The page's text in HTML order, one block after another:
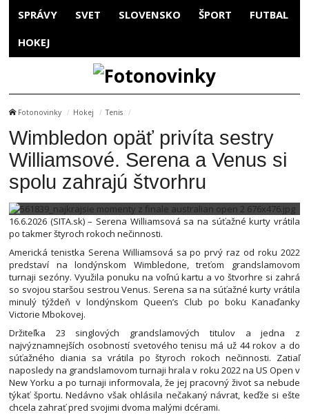
SPRÁVY SVET SLOVENSKO ŠPORT FUTBAL
HOKEJ
Fotonovinky Hokej Tenis
Wimbledon opäť privíta sestry
Williamsové. Serena a Venus si
spolu zahrajú štvorhru
16.6.2026 (SITA.sk) – Serena Williamsová sa na súťažné kurty vrátila
po takmer štyroch rokoch nečinnosti.
Americká tenistka Serena Williamsová sa po prvý raz od roku 2022
predstaví na londýnskom Wimbledone, treťom grandslamovom
turnaji sezóny. Využila ponuku na voľnú kartu a vo štvorhre si zahrá
so svojou staršou sestrou Venus. Serena sa na súťažné kurty vrátila
minulý týždeň v londýnskom Queen’s Club po boku Kanaďanky
Victorie Mbokovej.
Držiteľka 23 singlových grandslamových titulov a jedna z
najvýznamnejších osobností svetového tenisu má už 44 rokov a do
súťažného diania sa vrátila po štyroch rokoch nečinnosti. Zatiaľ
naposledy na grandslamovom turnaji hrala v roku 2022 na US Open v
New Yorku a po turnaji informovala, že jej pracovný život sa nebude
týkať športu. Nedávno však ohlásila nečakaný návrat, keďže si ešte
chcela zahrať pred svojimi dvoma malými dcérami.